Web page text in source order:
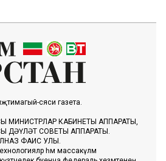
сәяси газета.
МИНИСТРЛАР КАБИНЕТЫ АППАРАТЫ,
ДӘҮЛӘТ СОВЕТЫ АППАРАТЫ.
ФАИС УЛЫ.
һәм массакүләм